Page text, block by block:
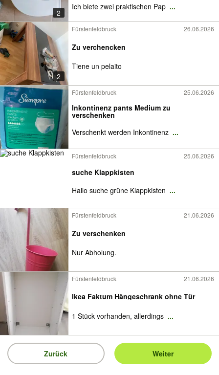
2
Ich biete zwei praktischen Pap ...
2
Fürstenfeldbruck 26.06.2026
Zu verchencken
Tiene un pelaito
Fürstenfeldbruck 25.06.2026
Inkontinenz pants Medium zu
verschenken
Verschenkt werden Inkontinenz ...
Fürstenfeldbruck 25.06.2026
suche Klappkisten
Hallo suche grüne Klappkisten ...
Fürstenfeldbruck 21.06.2026
Zu verschenken
Nur Abholung.
Fürstenfeldbruck 21.06.2026
Ikea Faktum Hängeschrank ohne Tür
1 Stück vorhanden, allerdings ...
Zurück Weiter